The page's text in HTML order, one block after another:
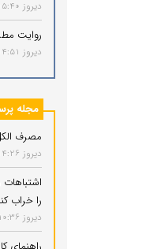
دیروز 15:40
روایت
دیروز 14:51
مجله
مصرف
دیروز 14:26
را خراب
دیروز 10:36